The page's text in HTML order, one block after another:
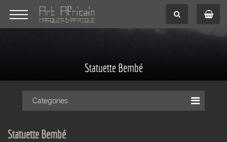
Statuette Bembé
Categories
Statuette Bembé